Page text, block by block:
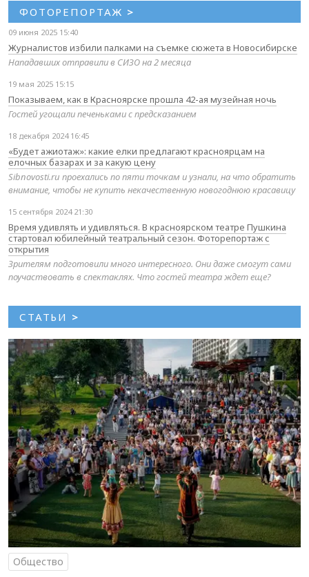
ФОТОРЕПОРТАЖ >
09 июня 2025 15:40
Журналистов избили палками на съемке сюжета в Новосибирске
Нападавших отправили в СИЗО на 2 месяца
19 мая 2025 15:15
Показываем, как в Красноярске прошла 42-ая музейная ночь
Гостей угощали печеньками с предсказанием
18 декабря 2024 16:45
«Будет ажиотаж»: какие елки предлагают красноярцам на
елочных базарах и за какую цену
Sibnovosti.ru проехались по пяти точкам и узнали, на что обратить
внимание, чтобы не купить некачественную новогоднюю красавицу
15 сентября 2024 21:30
Время удивлять и удивляться. В красноярском театре Пушкина
стартовал юбилейный театральный сезон. Фоторепортаж с
открытия
Зрителям подготовили много интересного. Они даже смогут сами
поучаствовать в спектаклях. Что гостей театра ждет еще?
СТАТЬИ >
Общество